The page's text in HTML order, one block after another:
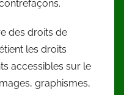
des droits de
les droits
accessibles sur le
graphismes,